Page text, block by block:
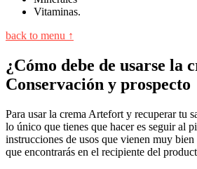
Vitaminas.
back to menu ↑
¿Cómo debe de usarse la
Conservación y prospecto
Para usar la crema Artefort y recuperar tu
lo único que tienes que hacer es seguir al
instrucciones de usos que vienen muy
que encontrarás en el recipiente del